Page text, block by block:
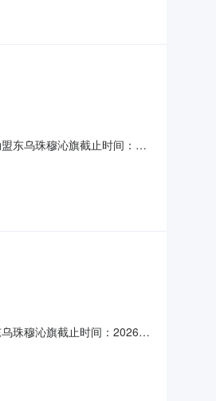
东乌珠穆沁旗截止时间：
，报价单位须上传公司资质
珠穆沁旗截止时间：2026-
单位须上传公司资质等文件